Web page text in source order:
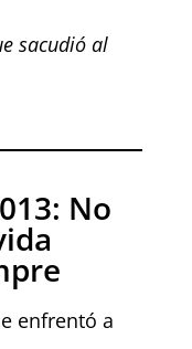
sacudió al
No
enfrentó a